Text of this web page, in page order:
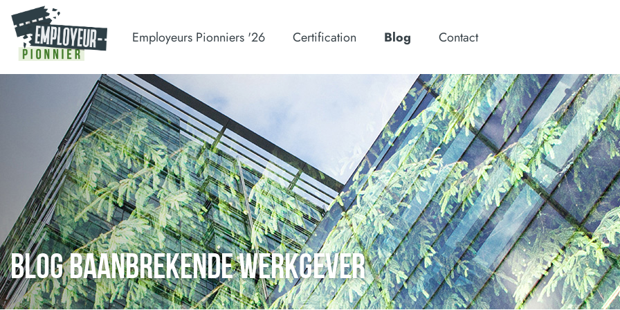
Employeurs Pionniers '26 Certification Blog Contact
BLOG BAANBREKENDE WERKGEVER